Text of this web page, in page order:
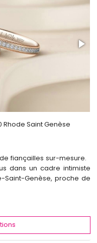
Rhode Saint Genèse
fiançailles sur-mesure.
dans un cadre intimiste
Saint-Genèse, proche de